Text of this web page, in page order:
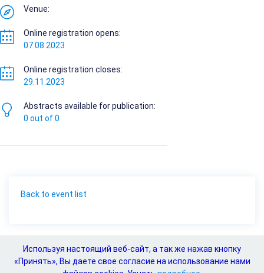
Venue:
Online registration opens:
07.08.2023
Online registration closes:
29.11.2023
Abstracts available for publication:
0 out of 0
Back to event list
Используя настоящий веб-сайт, а так же нажав кнопку
«Принять», Вы даете свое согласие на использование нами